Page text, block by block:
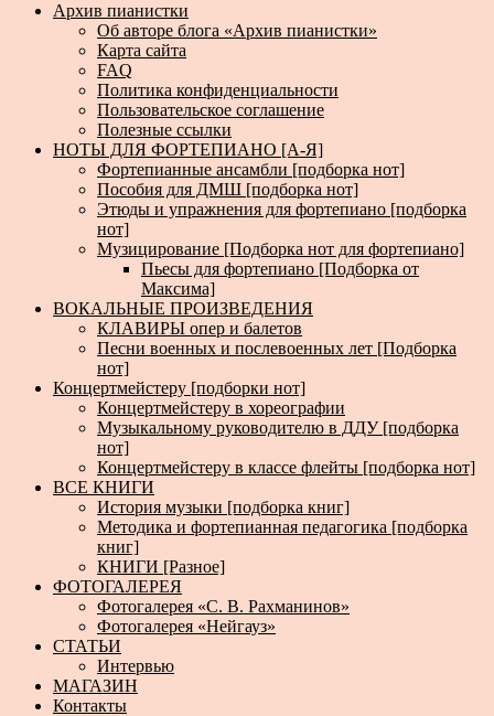
Архив пианистки
Об авторе блога «Архив пианистки»
Карта сайта
FAQ
Политика конфиденциальности
Пользовательское соглашение
Полезные ссылки
НОТЫ ДЛЯ ФОРТЕПИАНО [А-Я]
Фортепианные ансамбли [подборка нот]
Пособия для ДМШ [подборка нот]
Этюды и упражнения для фортепиано [подборка
нот]
Музицирование [Подборка нот для фортепиано]
Пьесы для фортепиано [Подборка от
Максима]
ВОКАЛЬНЫЕ ПРОИЗВЕДЕНИЯ
КЛАВИРЫ опер и балетов
Песни военных и послевоенных лет [Подборка
нот]
Концертмейстеру [подборки нот]
Концертмейстеру в хореографии
Музыкальному руководителю в ДДУ [подборка
нот]
Концертмейстеру в классе флейты [подборка нот]
ВСЕ КНИГИ
История музыки [подборка книг]
Методика и фортепианная педагогика [подборка
книг]
КНИГИ [Разное]
ФОТОГАЛЕРЕЯ
Фотогалерея «С. В. Рахманинов»
Фотогалерея «Нейгауз»
СТАТЬИ
Интервью
МАГАЗИН
Контакты